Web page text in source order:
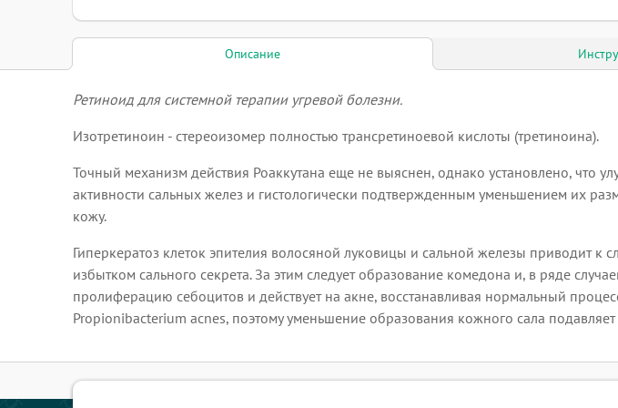
Описание
Ретиноид для системной терапии угревой болезни.
Изотретиноин - стереоизомер полностью трансретиноевой кислоты (третиноина).
Точный механизм действия Роаккутана еще не выяснен, однако установлено, что
активности сальных желез и гистологически подтвержденным уменьшением их
кожу.
Гиперкератоз клеток эпителия волосяной луковицы и сальной железы приводит
избытком сального секрета. За этим следует образование комедона и, в ряде
пролиферацию себоцитов и действует на акне, восстанавливая нормальный
Propionibacterium acnes, поэтому уменьшение образования кожного сала